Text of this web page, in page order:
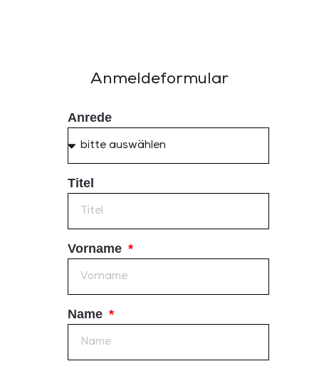
Anmeldeformular
Anrede
Titel
Vorname
Name